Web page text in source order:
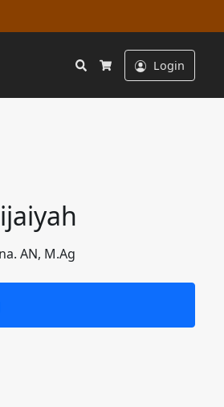
Search
Cart
Login
AN, M.Ag